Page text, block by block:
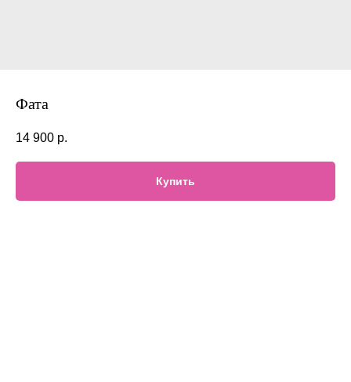
Фата
14 900 р.
Купить